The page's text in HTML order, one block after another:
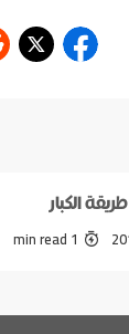
الكبار
1 min read